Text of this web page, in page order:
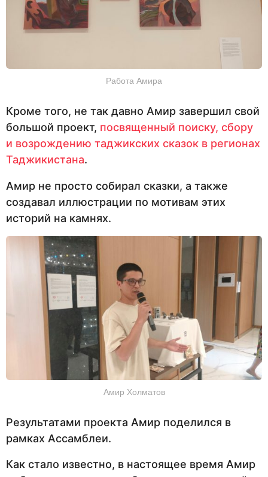
Работа Амира
Кроме того, не так давно Амир завершил свой
большой проект, посвященный поиску, сбору
и возрождению таджикских сказок в регионах
Таджикистана.
Амир не просто собирал сказки, а также
создавал иллюстрации по мотивам этих
историй на камнях.
Амир Холматов
Результатами проекта Амир поделился в
рамках Ассамблеи.
Как стало известно, в настоящее время Амир